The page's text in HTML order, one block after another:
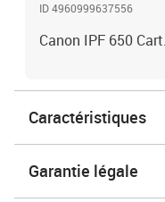
ID 4960999637556
Canon IPF 650
Caractéristiques
Garantie légale